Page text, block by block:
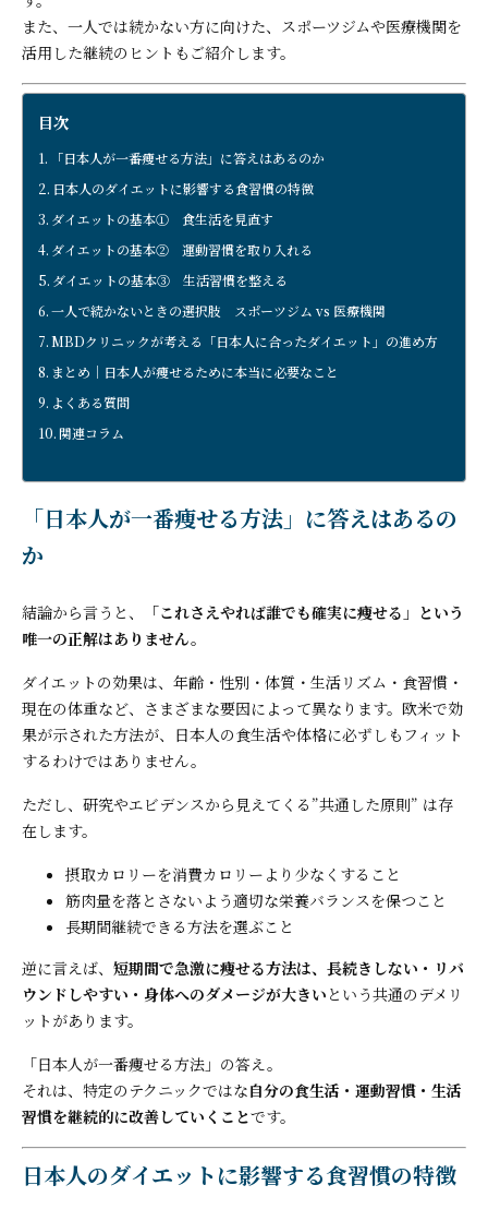
また、一人では続かない方に向けた、スポーツジムや医療機関を
活用した継続のヒントもご紹介します。
目次
「日本人が一番痩せる方法」に答えはあるのか
日本人のダイエットに影響する食習慣の特徴
ダイエットの基本① 食生活を見直す
ダイエットの基本② 運動習慣を取り入れる
ダイエットの基本③ 生活習慣を整える
一人で続かないときの選択肢 スポーツジム vs 医療機関
MBDクリニックが考える「日本人に合ったダイエット」の進め方
まとめ｜日本人が痩せるために本当に必要なこと
よくある質問
関連コラム
「日本人が一番痩せる方法」に答えはあるの
か
結論から言うと、
「これさえやれば誰でも確実に痩せる」という
唯一の正解はありません。
ダイエットの効果は、年齢・性別・体質・生活リズム・食習慣・
現在の体重など、さまざまな要因によって異なります。欧米で効
果が示された方法が、日本人の食生活や体格に必ずしもフィット
するわけではありません。
ただし、研究やエビデンスから見えてくる”共通した原則” は存
在します。
摂取カロリーを消費カロリーより少なくすること
筋肉量を落とさないよう適切な栄養バランスを保つこと
長期間継続できる方法を選ぶこと
逆に言えば、 短期間で急激に痩せる方法は、長続きしない・リバ
ウンドしやすい・身体へのダメージが大きい という共通のデメリ
ットがあります。
「日本人が一番痩せる方法」の答え。
それは、特定のテクニックではな自分の食生活・運動習慣・生活
習慣を継続的に改善していくことです。
日本人のダイエットに影響する食習慣の特徴